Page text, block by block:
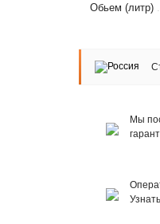
Обьем (литр)
Мы